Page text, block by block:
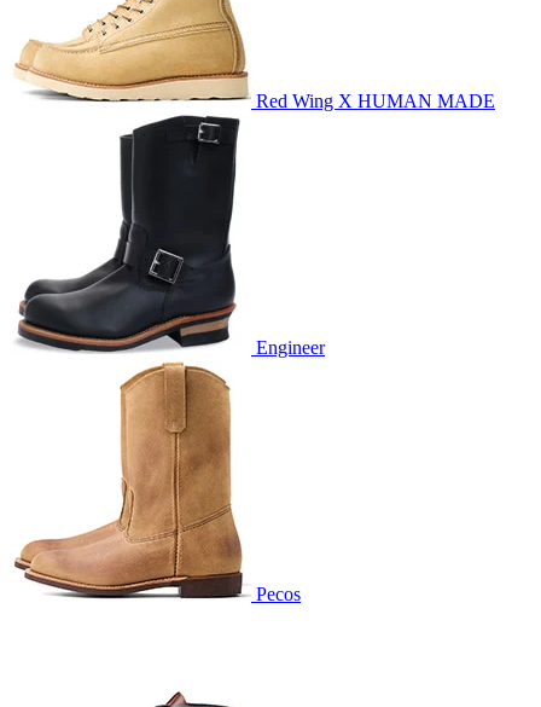
Red Wing X HUMAN MADE
Engineer
Pecos